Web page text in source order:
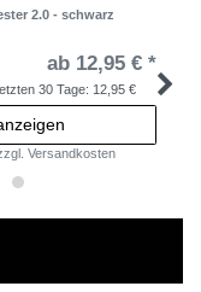
2.0 - schwarz
ab 12,95 € *
30 Tage: 12,95 €
Versandkosten